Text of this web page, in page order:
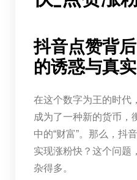
抖音点赞背
的诱惑与真
在这个数字为王的时代
成为了一种新的货币，
中的“财富”。那么，抖
实现涨粉快？这个问题
杂得多。